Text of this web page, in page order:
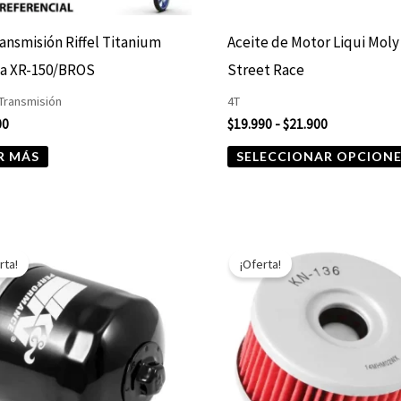
Riffel Titanium
XR-150/BROS
MÁS
Aceite de Motor Liqui Moly
Street Race
4T
$19.990 -$21.900
SELECCIONAR
original
era:
$10.890.
actual
es:
$5.445.
¡Oferta!
precio
original
$7.590.
precio
actual
es:
$3.795.